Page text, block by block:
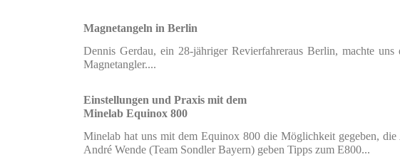
Magnetangeln in Berlin
Dennis Gerdau, ein 28-jähriger Revierfahreraus Berlin, machte
Magnetangler....
Einstellungen und Praxis mit dem
Minelab Equinox 800
Minelab hat uns mit dem Equinox 800 die Möglichkeit gegeben,
André Wende (Team Sondler Bayern) geben Tipps zum E800...